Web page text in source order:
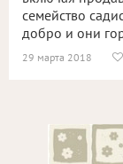
семейство
добро и они
29 марта 2018 